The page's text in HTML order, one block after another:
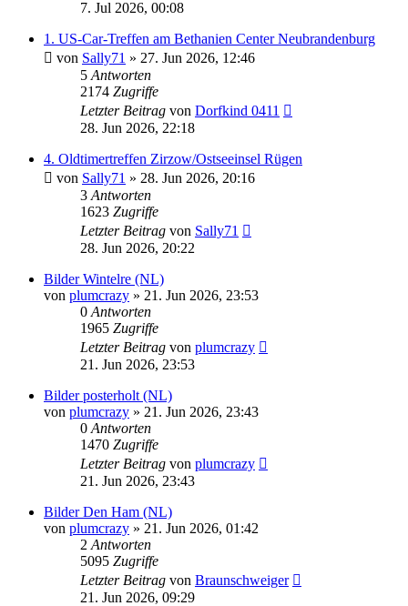
7. Jul 2026, 00:08
1. US-Car-Treffen am Bethanien Center Neubrandenburg
von Sally71 » 27. Jun 2026, 12:46
5 Antworten
2174 Zugriffe
Letzter Beitrag von Dorfkind 0411
28. Jun 2026, 22:18
4. Oldtimertreffen Zirzow/Ostseeinsel Rügen
von Sally71 » 28. Jun 2026, 20:16
3 Antworten
1623 Zugriffe
Letzter Beitrag von Sally71
28. Jun 2026, 20:22
Bilder Wintelre (NL)
von plumcrazy » 21. Jun 2026, 23:53
0 Antworten
1965 Zugriffe
Letzter Beitrag von plumcrazy
21. Jun 2026, 23:53
Bilder posterholt (NL)
von plumcrazy » 21. Jun 2026, 23:43
0 Antworten
1470 Zugriffe
Letzter Beitrag von plumcrazy
21. Jun 2026, 23:43
Bilder Den Ham (NL)
von plumcrazy » 21. Jun 2026, 01:42
2 Antworten
5095 Zugriffe
Letzter Beitrag von Braunschweiger
21. Jun 2026, 09:29